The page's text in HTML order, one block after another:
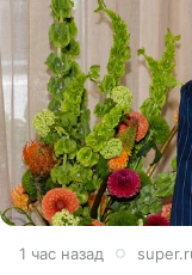
1 час назад